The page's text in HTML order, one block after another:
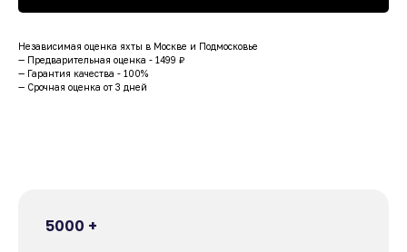
Независимая оценка яхты в Москве и Подмосковье
— Предварительная оценка - 1499 ₽
— Гарантия качества - 100%
— Срочная оценка от 3 дней
5000 +